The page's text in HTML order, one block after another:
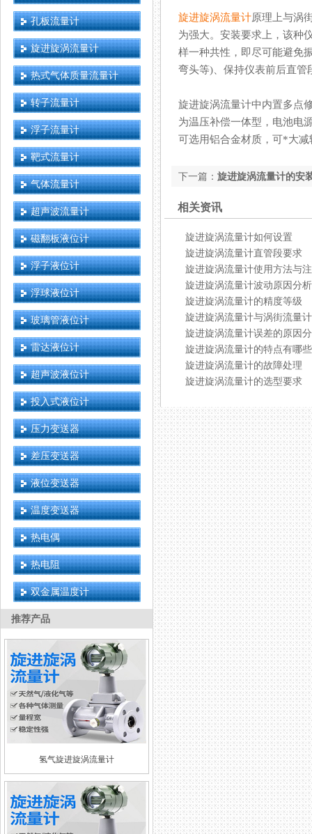
孔板流量计
旋进旋涡流量计
热式气体质量流量计
转子流量计
浮子流量计
靶式流量计
气体流量计
超声波流量计
磁翻板液位计
浮子液位计
浮球液位计
玻璃管液位计
雷达液位计
超声波液位计
投入式液位计
压力变送器
差压变送器
液位变送器
温度变送器
热电偶
热电阻
双金属温度计
推荐产品
氢气旋进旋涡流量计
旋进旋涡流量计原理上与涡
为强大。安装要求上
样一种共性，即尽可能避免
弯头等)、保持仪表前后直
旋进旋涡流量计中内置多点修
为温压补偿一体型，电池电
可选用铝合金材质，可*大减轻
下一篇： 旋进旋涡流量计的安
相关资讯
旋进旋涡流量计如何设置
旋进旋涡流量计直管段要求
旋进旋涡流量计使用方法与
旋进旋涡流量计波动原因分析
旋进旋涡流量计的精度等级
旋进旋涡流量计与涡街流量
旋进旋涡流量计误差的原因
旋进旋涡流量计的特点有哪些
旋进旋涡流量计的故障处理
旋进旋涡流量计的选型要求